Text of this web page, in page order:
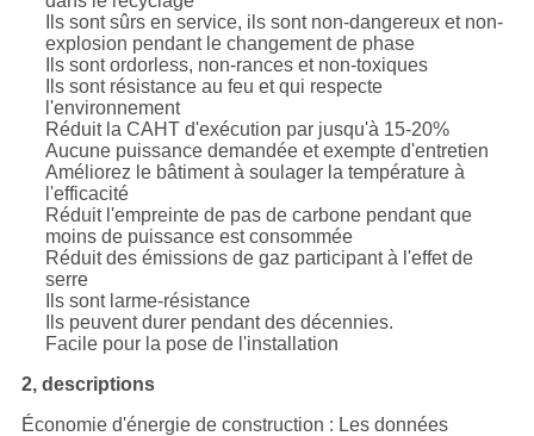
Ils sont sûrs en service, ils sont non-dangereux et non-
explosion pendant le changement de phase
Ils sont ordorless, non-rances et non-toxiques
Ils sont résistance au feu et qui respecte
l'environnement
Réduit la CAHT d'exécution par jusqu'à 15-20%
Aucune puissance demandée et exempte d'entretien
Améliorez le bâtiment à soulager la température à
l'efficacité
Réduit l'empreinte de pas de carbone pendant que
moins de puissance est consommée
Réduit des émissions de gaz participant à l'effet de
serre
Ils sont larme-résistance
Ils peuvent durer pendant des décennies.
Facile pour la pose de l'installation
2, descriptions
Économie d'énergie de construction : Les données